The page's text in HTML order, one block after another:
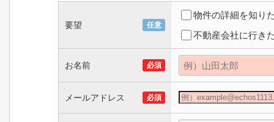
要望 任意
物件の詳細を知り
不動産会社に行き
お名前 必須
メールアドレス 必須